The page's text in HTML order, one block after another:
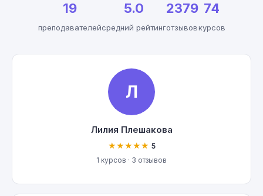
19
преподавателей
5.0
средний рейтинг
2379
отзывов
74
курсов
Л
Лилия Плешакова
★★★★★ 5
1 курсов · 3 отзывов